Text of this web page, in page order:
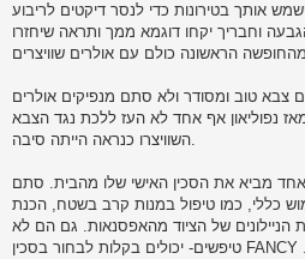
אותך בטירונות כדי לנסר דיקטים לריבוע
וחבריך יקחו דוגמא ממך ותראה שיחזרו
צבא טוב ומסודר ולא סתם מנפיקים אולרים
נפוליאון אף אחד לא העז ללכת נגד הצבא
השוויצרו כנראה הייתה סיבה.
אחד מביא את הסכין האישי שלו מהבית. סתם
של 95 ממ לשימוש כללי, כמו טיפול במנות קרב בשטח, הכנת
הניילונים של הציוד מהאפסנאות. גם הם לא
טיפשים- יכולים בקלות לבחור בסכין FANCY של פלקניבן או מי שלא יהיה.